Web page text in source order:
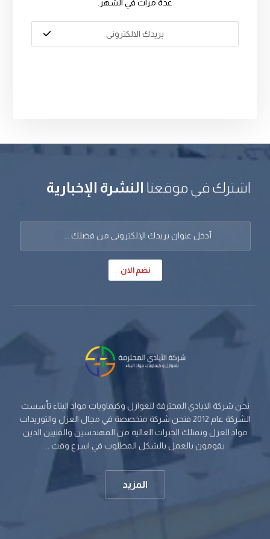
عدة مرات في الشهر.
اشترك في موقعنا النشرة الإخبارية
نضم الان
نحن شركة الايادي المحترفة للعوازل وكيماويات مواد البناء تأسست
الشركة عام 2012 فنحن شركة متخصصة في مجال العزل والتوريدات
مواد العزل ونمتلك الخبرات العالية من المهندسين والفنيين الذين
يقومون بالعمل بالشكل المطلوب في اسرع وقت ..
المزيد